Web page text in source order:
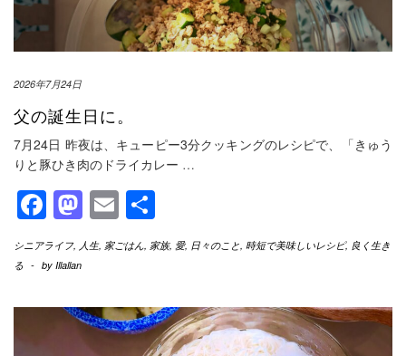
2026年7月24日
父の誕生日に。
7月24日 昨夜は、キューピー3分クッキングのレシピで、「きゅう
りと豚ひき肉のドライカレー …
Facebook
Mastodon
Email
有
シニアライフ, 人生, 家ごはん, 家族, 愛, 日々のこと, 時短で美味しいレシピ, 良く生き
る - by Illallan